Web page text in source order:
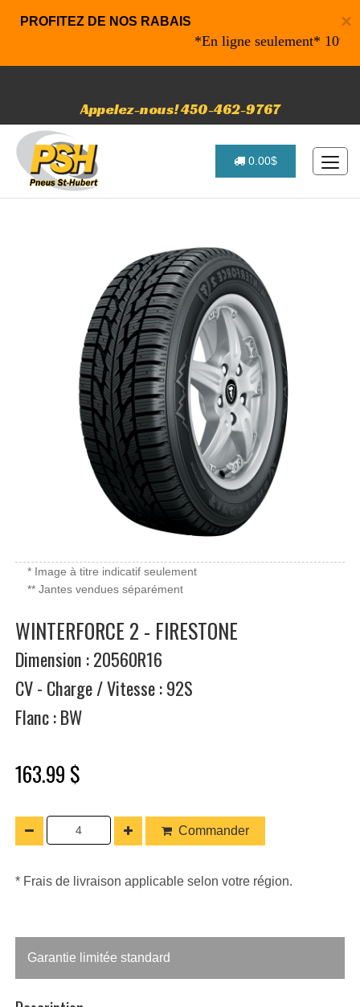
×
PROFITEZ DE NOS RABAIS
*En ligne seulement* 10% de
Appelez-nous! 450-462-9767
0.00$
* Image à titre indicatif seulement
** Jantes vendues séparément
WINTERFORCE 2 - FIRESTONE
Dimension : 20560R16
CV - Charge / Vitesse : 92S
Flanc : BW
163.99 $
Commander
* Frais de livraison applicable selon votre région.
Garantie limitée standard